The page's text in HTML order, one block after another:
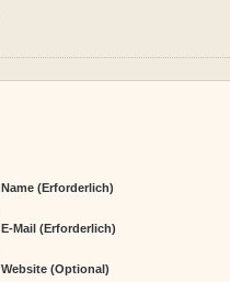
Name (erforderlich)
E-Mail (erforderlich)
Website (Optional)